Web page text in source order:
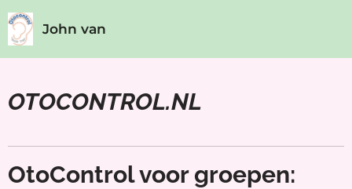
John van
OTOCONTROL.NL
OtoControl voor groepen: